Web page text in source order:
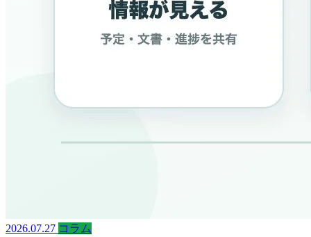
2026.07.27 コラム